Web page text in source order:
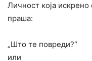
Личност која
праша:
„Што те повреди?“
или